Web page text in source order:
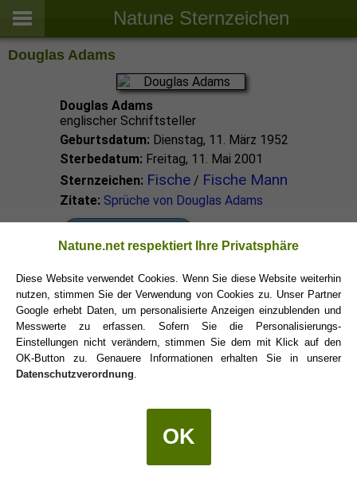
Natune Sternzeichen
Douglas Adams
Douglas Adams
englischer Schriftsteller
Geburtsdatum: Dienstag, 11. März 1952
Sterbedatum: Freitag, 11. Mai 2001
Sternzeichen: Fische/ Fische Mann
Zitate: Sprüche von Douglas Adams
Fische Sternzeichen
Natune.net respektiert Ihre Privatsphäre
Diese Website verwendet Cookies. Wenn Sie diese Website weiterhin
nutzen, stimmen Sie der Verwendung von Cookies zu. Unser Partner
Google erhebt Daten, um personalisierte Anzeigen einzublenden und
Messwerte zu erfassen. Sofern Sie die Personalisierungs-
Einstellungen nicht verändern, stimmen Sie dem mit Klick auf den
OK-Button zu. Genauere Informationen erhalten Sie in unserer
Datenschutzverordnung
OK